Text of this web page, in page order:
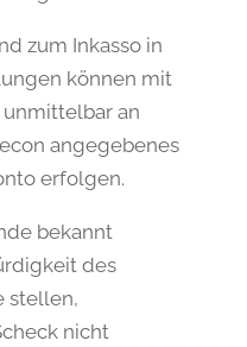
zum Inkasso in
können mit
an
angegebenes
erfolgen.
bekannt
des
stellen,
nicht